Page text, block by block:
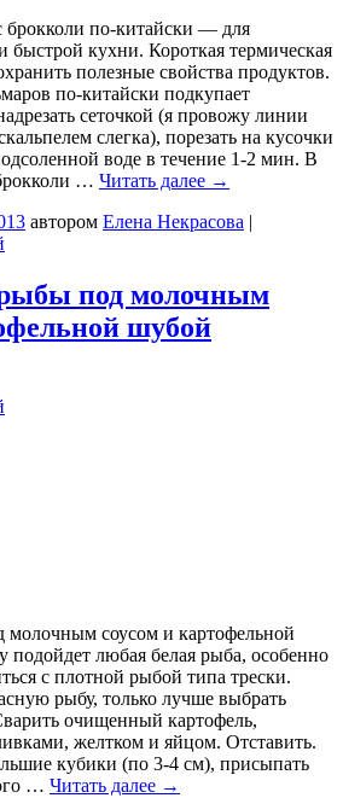
брокколи по-китайски — для
быстрой кухни. Короткая термическая
полезные свойства продуктов.
по-китайски подкупает
сеточкой (я провожу линии
слегка), порезать на кусочки
воде в течение 1-2 мин. В
… Читать далее →
автором Елена Некрасова |
под молочным
шубой
молочным соусом и картофельной
подойдет любая белая рыба, особенно
с плотной рыбой типа трески.
рыбу, только лучше выбрать
очищенный картофель,
желтком и яйцом. Отставить.
кубики (по 3-4 см), присыпать
… Читать далее →